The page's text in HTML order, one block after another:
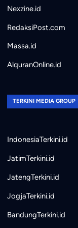
Nexzine.id
RedaksiPost.com
Massa.id
AlquranOnline.id
TERKINI MEDIA GROUP
IndonesiaTerkini.id
JatimTerkini.id
JatengTerkini.id
JogjaTerkini.id
BandungTerkini.id